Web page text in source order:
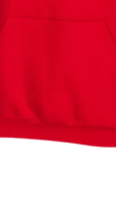
to close